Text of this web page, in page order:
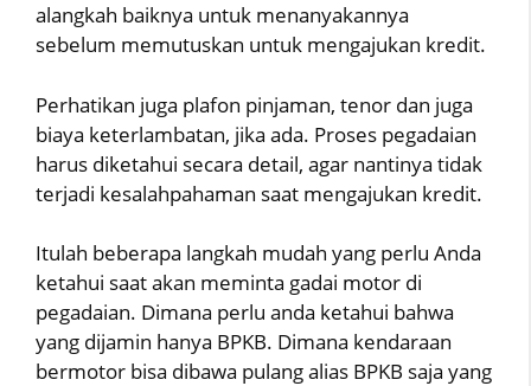
alangkah baiknya untuk menanyakannya
sebelum memutuskan untuk mengajukan kredit.
Perhatikan juga plafon pinjaman, tenor dan juga
biaya keterlambatan, jika ada. Proses pegadaian
harus diketahui secara detail, agar nantinya tidak
terjadi kesalahpahaman saat mengajukan kredit.
Itulah beberapa langkah mudah yang perlu Anda
ketahui saat akan meminta gadai motor di
pegadaian. Dimana perlu anda ketahui bahwa
yang dijamin hanya BPKB. Dimana kendaraan
bermotor bisa dibawa pulang alias BPKB saja yang